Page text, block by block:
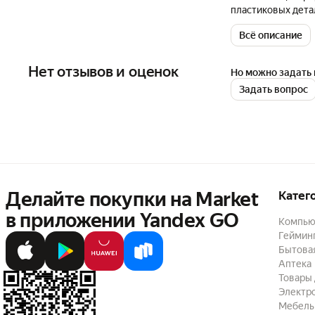
пластиковых
других
при сохранении
растворенной,
пользователя,
OSKAR интерьер
Всё описание
Нет отзывов и оценок
Но можно задать
Задать вопрос
Делайте покупки на Market
в приложении Yandex GO
Аптека
Товары
Мебель